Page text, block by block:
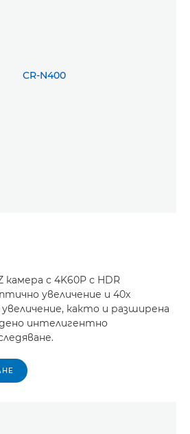
камера с 4K60P с HDR
увеличение и 40x
както и разширена
интелигентно